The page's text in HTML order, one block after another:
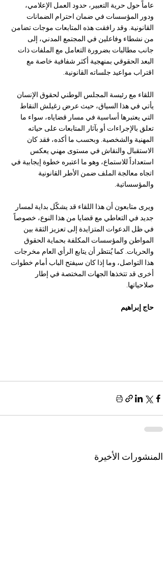
عاماً حول حرية التعبير، حدود العمل الإعلامي،
ودور المؤسسات في ضمان احترام الضمانات
القانونية. وقد رافقت هذه المتابعات موجات تضامن
من نشطاء وفاعلين في المجتمع المدني، إلى
جانب مطالبات بضرورة التعامل مع الملفات ذات
البعد الحقوقي بمنهجية أكثر شفافية خاصة مع
اقتراب مواعيد جلساته القانونية.
اللقاء مع رئيسة المجلس الوطني لحقوق الإنسان
يأتي في هذا السياق، حيث عرض زغيلش النقاط
التي يعتبرها أساسية في مسار قضاياه، سواء ما
تعلق بالإجراءات أو بآثار المتابعات على حياته
المهنية والشخصية. وبحسب ما أكده، فقد كان
الاستقبال والنقاش في مستوى مهني يعكس
استعداداً للاستماع، وهو ما اعتبره خطوة إيجابية في
اتجاه معالجة الملف ضمن الأطر القانونية
والمؤسساتية.
ويرى متابعون أن هذا اللقاء قد يشكّل بداية لمسار
جديد في التعاطي مع قضايا من هذا النوع، خصوصاً
في ظل الدعوات المتزايدة إلى تعزيز الثقة بين
المواطن والمؤسسات المكلفة بحماية الحقوق
والحريات. كما يُنتظر أن يتابع الرأي العام مخرجات
هذا التواصل، وما إذا كان سيفتح الباب أمام خطوات
أخرى قد تتخذها الجهات المختصة في إطار
صلاحياتها.
حاج إبراهيم
المنشورات الأخيرة